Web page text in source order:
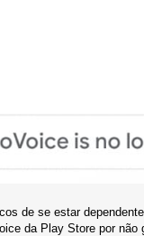
de se estar
da Play Store por